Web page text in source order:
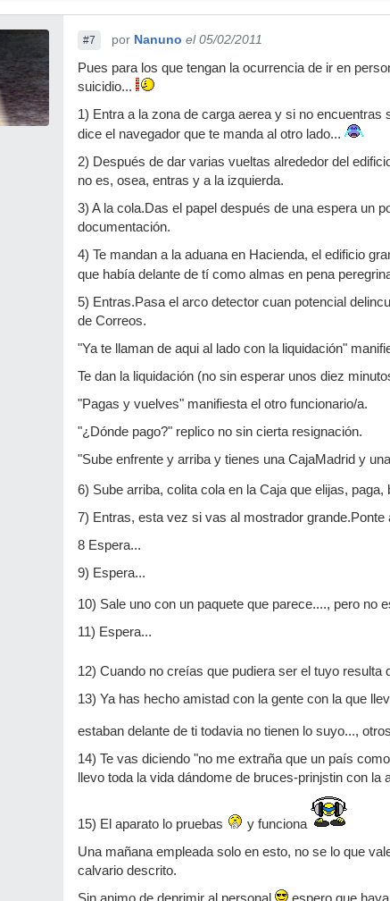
#7 por Nanuno el 05/02/2011
Pues para los que tengan la ocurrencia de ir en
suicidio...
1) Entra a la zona de carga aerea y si no
dice el navegador que te manda al otro lado...
2) Después de dar varias vueltas alrededor del
no es, osea, entras y a la izquierda.
3) A la cola.Das el papel después de una espera un
documentación.
4) Te mandan a la aduana en Hacienda, el edificio
que había delante de tí como almas en pena
5) Entras.Pasa el arco detector cuan potencial
de Correos.
"Ya te llaman de aqui al lado con la liquidación"
Te dan la liquidación (no sin esperar unos diez
"Pagas y vuelves" manifiesta el otro funcionario/a.
"¿Dónde pago?" replico no sin cierta resignación.
"Sube enfrente y arriba y tienes una CajaMadrid y
6) Sube arriba, colita cola en la Caja que elijas,
7) Entras, esta vez si vas al mostrador
8 Espera...
9) Espera...
10) Sale uno con un paquete que parece...., pero no
11) Espera...
12) Cuando no creías que pudiera ser el tuyo resulta
13) Ya has hecho amistad con la gente con la que
estaban delante de ti todavia no tienen lo suyo...,
14) Te vas diciendo "no me extraña que un país
llevo toda la vida dándome de bruces-prinjstin con
15) El aparato lo pruebas
y funciona
Una mañana empleada solo en esto, no se lo que
calvario descrito.